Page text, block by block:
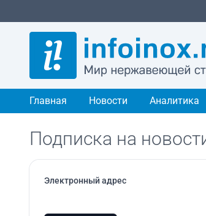
Главная Новости Аналитика
Подписка на
Электронный адрес